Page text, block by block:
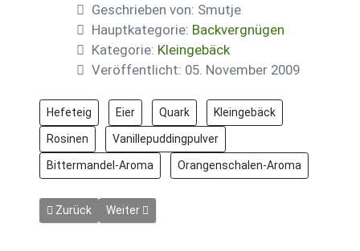
Geschrieben von: Smutje
Hauptkategorie: Backvergnügen
Kategorie: Kleingebäck
Veröffentlicht: 05. November 2009
Hefeteig Eier Quark Kleingebäck
Rosinen Vanillepuddingpulver
Bittermandel-Aroma Orangenschalen-Aroma
Vorheriger Beitrag: Pinienzapfen
Zurück Nächster Beitrag: Quark-Vanille-Taschen mit
Weiter